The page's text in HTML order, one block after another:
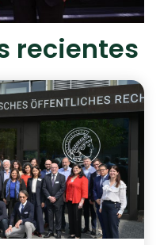
recientes